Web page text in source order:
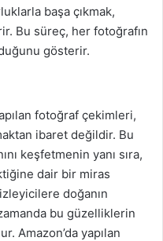
başa çıkmak,
Bu süreç, her fotoğrafın
gösterir.
fotoğraf çekimleri,
ibaret değildir. Bu
keşfetmenin yanı sıra,
dair bir miras
doğanın
bu güzelliklerin
Amazon’da yapılan